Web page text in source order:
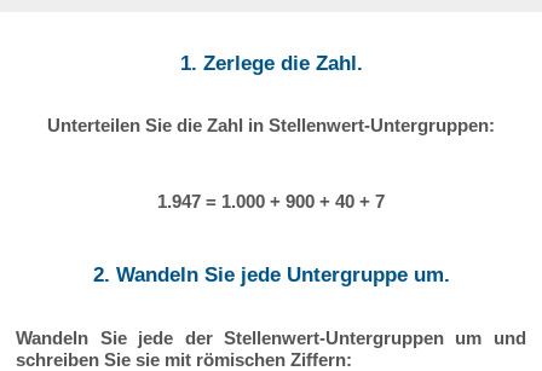
1. Zerlege die Zahl.
Unterteilen Sie die Zahl in Stellenwert-Untergruppen:
1.947 = 1.000 + 900 + 40 + 7
2. Wandeln Sie jede Untergruppe um.
Wandeln Sie jede der Stellenwert-Untergruppen um und
schreiben Sie sie mit römischen Ziffern: